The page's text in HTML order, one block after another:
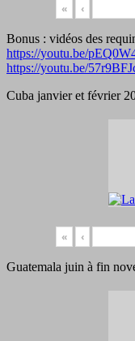
« ‹
Bonus : vidéos des
https://youtu.be/
https://youtu.be/
Cuba janvier et février
« ‹
Guatemala juin à fin